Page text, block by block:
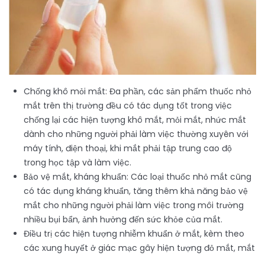
Chống khô mỏi mắt: Đa phần, các sản phẩm thuốc nhỏ
mắt trên thị trường đều có tác dụng tốt trong việc
chống lại các hiện tượng khô mắt, mỏi mắt, nhức mắt
dành cho những người phải làm việc thường xuyên với
máy tính, điện thoại, khi mắt phải tập trung cao độ
trong học tập và làm việc.
Bảo vệ mắt, kháng khuẩn: Các loại thuốc nhỏ mắt cũng
có tác dụng kháng khuẩn, tăng thêm khả năng bảo vệ
mắt cho những người phải làm việc trong môi trường
nhiều bụi bẩn, ảnh hưởng đến sức khỏe của mắt.
Điều trị các hiện tượng nhiễm khuẩn ở mắt, kèm theo
các xung huyết ở giác mạc gây hiện tượng đỏ mắt, mắt